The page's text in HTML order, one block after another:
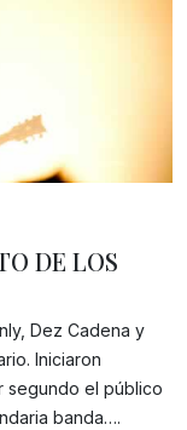
Gracias!
DE LOS
Dez Cadena y
Iniciaron
segundo el público
banda….